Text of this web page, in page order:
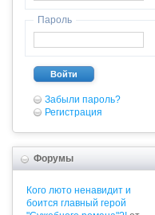
Пароль
Войти
Забыли пароль?
Регистрация
Форумы
Кого люто ненавидит и
боится главный герой